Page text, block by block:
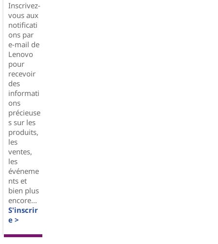
Inscrivez-
vous aux
notificati
ons par
e-mail de
Lenovo
pour
recevoir
des
informati
ons
précieuse
s sur les
produits,
les
ventes,
les
événeme
nts et
bien plus
encore...
S'inscrir
e >